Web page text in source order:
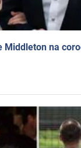
Middleton na